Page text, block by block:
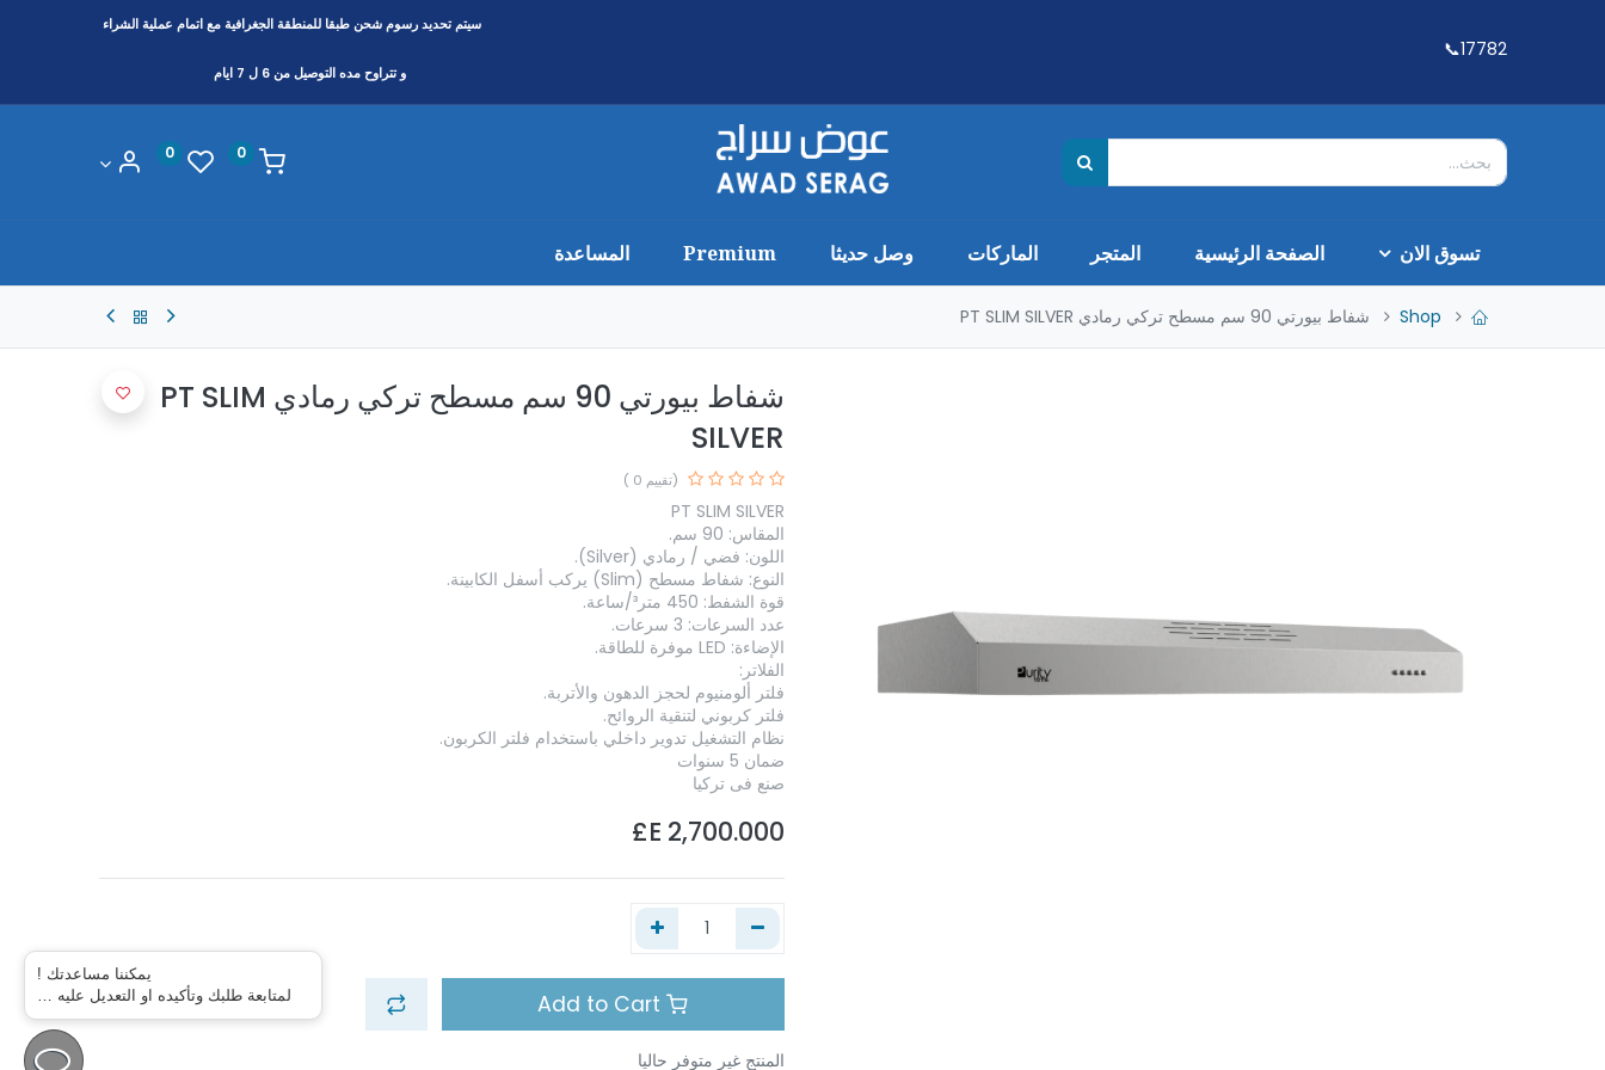
17782📞
سيتم تحديد رسوم شحن طبقاللمنطقةالجغرافية مع اتمام عملية الشراء
و تتراوح مده التوصيل من 6 ل 7 ايام
0
0
تسوق الان الصفحة الرئيسية المتجر الماركات وصل حديثا Premium المساعدة
Shop شفاط بيورتي 90 سم مسطح تركي رمادي PT SLIM SILVER
شفاط بيورتي 90 سم مسطح تركي رمادي PT SLIM
SILVER
(تقييم 0 )
PT SLIM SILVER
المقاس: 90 سم.
اللون: فضي / رمادي (Silver).
النوع: شفاط مسطح (Slim) يركب أسفل الكابينة.
قوة الشفط: 450 متر³/ساعة.
عدد السرعات: 3 سرعات.
الإضاءة: LED موفرة للطاقة.
الفلاتر:
فلتر ألومنيوم لحجز الدهون والأتربة.
فلتر كربوني لتنقية الروائح.
نظام التشغيل تدوير داخلي باستخدام فلتر الكربون.
ضمان 5 سنوات
ﺻﻨﻊ ﻓﻰ ﺗﺮﻛﻴﺎ
2,700.000
Add to Cart
المنتج غير متوفر حاليا
يمكننا مساعدتك !
لمتابعة طلبك وتأكيده او التعديل عليه …